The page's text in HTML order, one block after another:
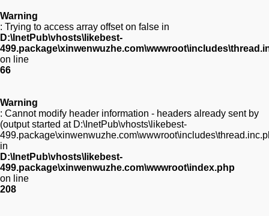
Warning
: Trying to access array offset on false in
D:\InetPub\vhosts\likebest-
on line
66
Warning
: Cannot modify header information - headers already sent by
(output started at D:\InetPub\vhosts\likebest-
in
D:\InetPub\vhosts\likebest-
499.package\xinwenwuzhe.com\wwwroot\index.php
on line
208